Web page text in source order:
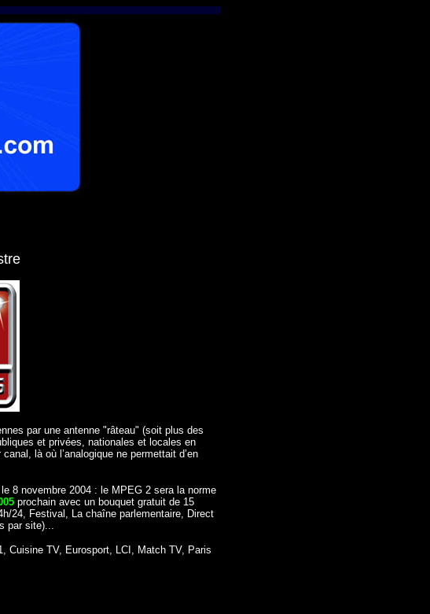
par une antenne "râteau" (soit plus des
et privées, nationales et locales en
là où l’analogique ne permettait d’en
8 novembre 2004 : le MPEG 2 sera la norme
prochain avec un bouquet gratuit de 15
24, Festival, La chaîne parlementaire, Direct
par site)...
Cuisine TV, Eurosport, LCI, Match TV, Paris